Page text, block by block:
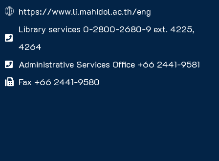
https://www.li.mahidol.ac.th/eng
Library services 0-2800-2680-9 ext. 4225,
4264
Administrative Services Office +66 2441-9581
Fax +66 2441-9580